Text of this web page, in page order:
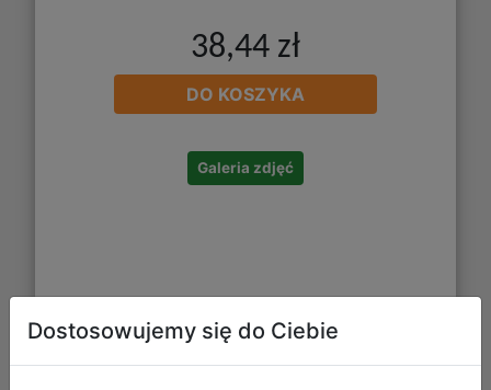
38,44 zł
DO KOSZYKA
Galeria zdjęć
Dostosowujemy się do Ciebie